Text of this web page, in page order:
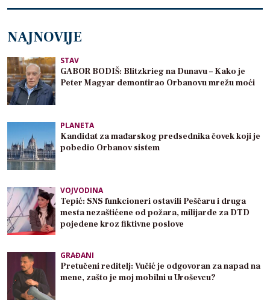
NAJNOVIJE
STAV
GABOR BODIŠ: Blitzkrieg na Dunavu – Kako je
Peter Magyar demontirao Orbanovu mrežu moći
PLANETA
Kandidat za mađarskog predsednika čovek koji je
pobedio Orbanov sistem
VOJVODINA
Tepić: SNS funkcioneri ostavili Peščaru i druga
mesta nezaštićene od požara, milijarde za DTD
pojedene kroz fiktivne poslove
GRAĐANI
Pretučeni reditelj: Vučić je odgovoran za napad na
mene, zašto je moj mobilni u Uroševcu?